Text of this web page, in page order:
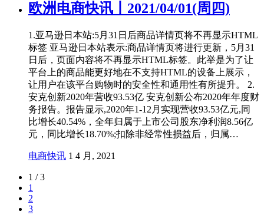
欧洲电商快讯丨2021/04/01(周四)
1.亚马逊日本站:5月31日后商品详情页将不再显示HTML
标签 亚马逊日本站表示:商品详情页将进行更新，5月31
日后，页面内容将不再显示HTML标签。此举是为了让
平台上的商品能更好地在不支持HTML的设备上展示，
让用户在该平台购物时的安全性和通用性有所提升。 2.
安克创新2020年营收93.53亿 安克创新公布2020年年度财
务报告。报告显示,2020年1-12月实现营收93.53亿元,同
比增长40.54%，全年归属于上市公司股东净利润8.56亿
元，同比增长18.70%;扣除非经常性损益后，归属…
电商快讯 1 4 月, 2021
1 / 3
1
2
3